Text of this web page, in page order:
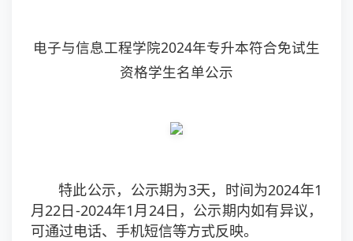
电子与信息工程学院2024年专升本符合免试生
资格学生名单公示
特此公示，公示期为3天，时间为2024年1
月22日-2024年1月24日，公示期内如有异议，
可通过电话、手机短信等方式反映。